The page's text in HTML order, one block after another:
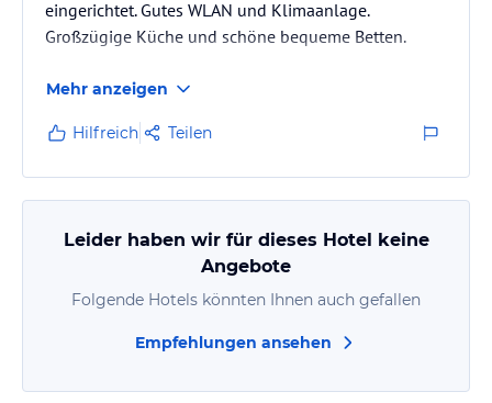
eingerichtet. Gutes WLAN und Klimaanlage.
Großzügige Küche und schöne bequeme Betten.
Mehr anzeigen
Hilfreich Teilen
Leider haben wir für dieses Hotel keine
Angebote
Folgende Hotels könnten Ihnen auch gefallen
Empfehlungen ansehen